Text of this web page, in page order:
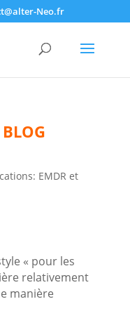
Neo.fr
et
EMDR et
« pour les
relativement
manière